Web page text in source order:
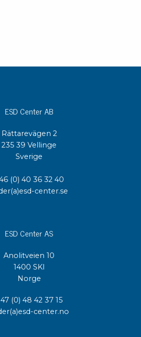
ESD Center AB
Rättarevägen 2
235 39 Vellinge
Sverige
(0) 40 36 32 40
center.se
ESD Center AS
Anolitveien 10
1400 SKI
Norge
(0) 48 42 37 15
center.no